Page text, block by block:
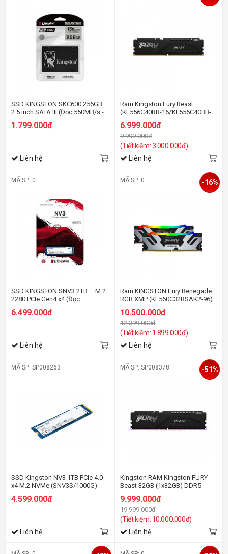
SSD KINGSTON SKC600 256GB
2.5 inch SATA III (Đọc 550MB/s -
Ghi 500MB/s) - (SKC600/256GB)
1.799.000đ
Liên hệ
Ram Kingston Fury Beast
(KF556C40BB-16/KF556C40BB-
16WP) 16GB (1x16GB) DDR5
5600MHz
6.999.000đ
9.999.000đ
(Tiết kiệm: 3.000.000đ)
Liên hệ
MÃ SP: 0
SSD KINGSTON SNV3 2TB – M.2
2280 PCIe Gen4 x4 (Đọc
(SNV3S/2000G)
6.499.000đ
Liên hệ
MÃ SP: 0
Ram KINGSTON Fury Renegade
RGB XMP (KF560C32RSAK2-96)
10.500.000đ
12.399.000đ
(Tiết kiệm: 1.899.000đ)
-16%
Liên hệ
MÃ SP: SP008263
SSD Kingston NV3 1TB PCIe 4.0
x4 M.2 NVMe (SNV3S/1000G)
4.599.000đ
Liên hệ
MÃ SP: SP008378
Kingston RAM Kingston FURY
Beast 32GB (1x32GB) DDR5
6000Mhz (KF560C36BBE-32)
9.999.000đ
19.999.000đ
(Tiết kiệm: 10.000.000đ)
-51%
Liên hệ